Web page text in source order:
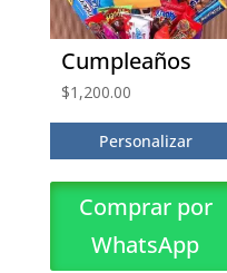
Cumpleaños
$1,200.00
Personalizar
Comprar por
WhatsApp